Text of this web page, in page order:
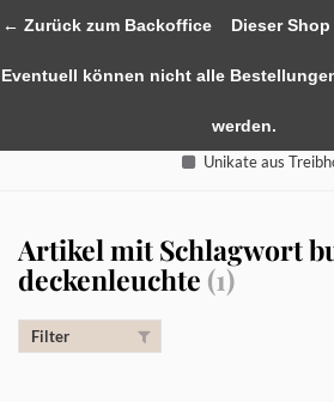
Unikate aus
Artikel mit Schlagwort
deckenleuchte (1)
Filter
← Zurück zum BackofficeDieser Shop
Eventuell können nicht alle
werden.